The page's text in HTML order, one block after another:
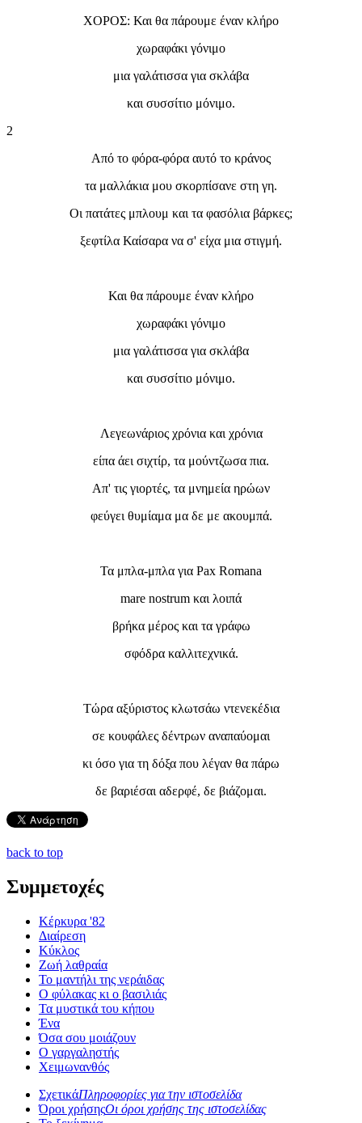
ΧΟΡΟΣ: Και θα πάρουμε έναν κλήρο
χωραφάκι γόνιμο
μια γαλάτισσα για σκλάβα
και συσσίτιο μόνιμο.
2
Από το φόρα-φόρα αυτό το κράνος
τα μαλλάκια μου σκορπίσανε στη γη.
Οι πατάτες μπλουμ και τα φασόλια βάρκες;
ξεφτίλα Καίσαρα να σ' είχα μια στιγμή.
Και θα πάρουμε έναν κλήρο
χωραφάκι γόνιμο
μια γαλάτισσα για σκλάβα
και συσσίτιο μόνιμο.
Λεγεωνάριος χρόνια και χρόνια
είπα άει σιχτίρ, τα μούντζωσα πια.
Απ' τις γιορτές, τα μνημεία ηρώων
φεύγει θυμίαμα μα δε με ακουμπά.
Τα μπλα-μπλα για Pax Romana
mare nostrum και λοιπά
βρήκα μέρος και τα γράφω
σφόδρα καλλιτεχνικά.
Τώρα αξύριστος κλωτσάω ντενεκέδια
σε κουφάλες δέντρων αναπαύομαι
κι όσο για τη δόξα που λέγαν θα πάρω
δε βαριέσαι αδερφέ, δε βιάζομαι.
back to top
Συμμετοχές
Κέρκυρα '82
Διαίρεση
Κύκλος
Ζωή λαθραία
Το μαντήλι της νεράιδας
Ο φύλακας κι ο βασιλιάς
Τα μυστικά του κήπου
Ένα
Όσα σου μοιάζουν
Ο γαργαληστής
Χειμωνανθός
ΣχετικάΠληροφορίες για την ιστοσελίδα
Όροι χρήσηςΟι όροι χρήσης της ιστοσελίδας